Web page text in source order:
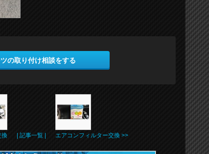
の取り付け相談をする
| 記事一覧 | エアコンフィルター交換 >>